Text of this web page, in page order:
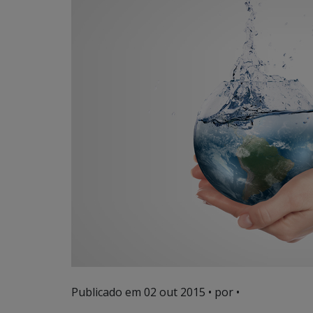
Publicado em 02 out 2015 • por •